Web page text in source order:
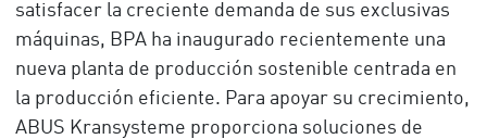
satisfacer la creciente demanda de sus exclusivas
máquinas, BPA ha inaugurado recientemente una
nueva planta de producción sostenible centrada en
la producción eficiente. Para apoyar su crecimiento,
ABUS Kransysteme proporciona soluciones de